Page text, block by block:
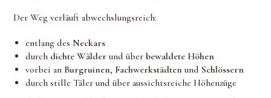
Der Weg verläuft abwechslungsreich:
entlang desNeckars
durch dichte Wälder und überbewaldete Höhen
vorbei an Burgruinen, Fachwerkstädten und Schlössern
durch stille Täler und über aussichtsreiche Höhenzüge